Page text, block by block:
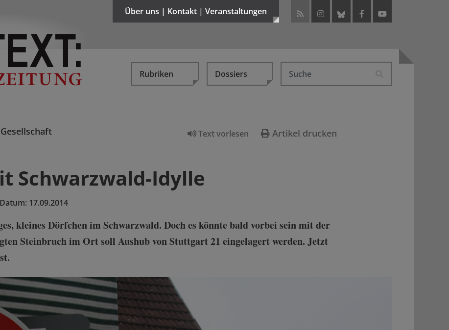
Über uns | Kontakt | Veranstaltungen
Rubriken Dossiers
Text vorlesen Artikel drucken
Gesellschaft
Schwarzwald-Idylle
Datum: 17.09.2014
kleines Dörfchen im Schwarzwald. Doch es könnte bald vorbei sein mit der
Steinbruch im Ort soll Aushub von Stuttgart 21 eingelagert werden. Jetzt